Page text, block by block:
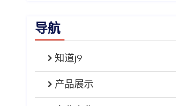
导航
知道j9
产品展示